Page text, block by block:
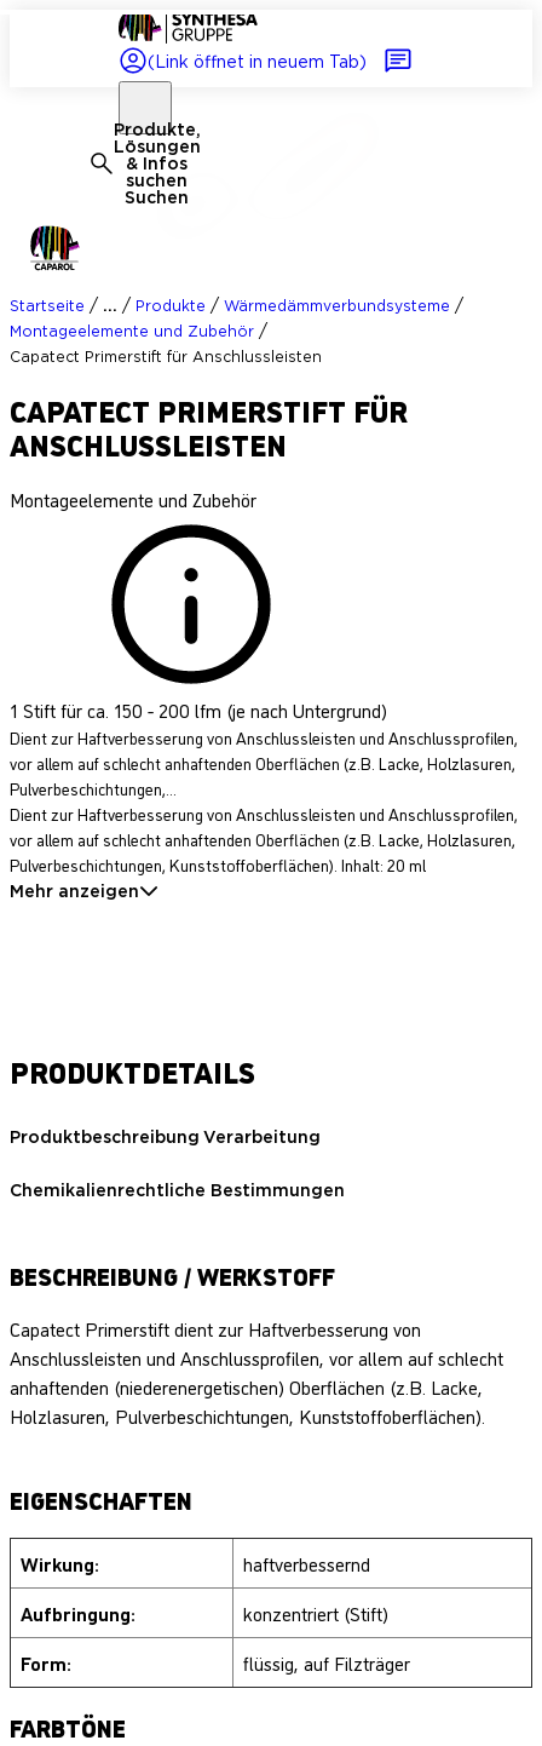
(Link öffnet in neuem Tab)
Produkte,
Lösungen
& Infos
suchen
Suchen
Startseite / ... / Produkte / Wärmedämmverbundsysteme /
Montageelemente und Zubehör /
Capatect Primerstift für Anschlussleisten
CAPATECT PRIMERSTIFT FÜR
ANSCHLUSSLEISTEN
Montageelemente und Zubehör
1 Stift für ca. 150 - 200 lfm (je nach Untergrund)
Dient zur Haftverbesserung von Anschlussleisten und Anschlussprofilen,
vor allem auf schlecht anhaftenden Oberflächen (z.B. Lacke, Holzlasuren,
Pulverbeschichtungen,...
Dient zur Haftverbesserung von Anschlussleisten und Anschlussprofilen,
vor allem auf schlecht anhaftenden Oberflächen (z.B. Lacke, Holzlasuren,
Pulverbeschichtungen, Kunststoffoberflächen). Inhalt: 20 ml
Mehr anzeigen
PRODUKTDETAILS
Produktbeschreibung Verarbeitung
Chemikalienrechtliche Bestimmungen
BESCHREIBUNG / WERKSTOFF
Capatect Primerstift dient zur Haftverbesserung von
Anschlussleisten und Anschlussprofilen, vor allem auf schlecht
anhaftenden (niederenergetischen) Oberflächen (z.B. Lacke,
Holzlasuren, Pulverbeschichtungen, Kunststoffoberflächen).
EIGENSCHAFTEN
Wirkung:
haftverbessernd
Aufbringung:
konzentriert (Stift)
Form:
flüssig, auf Filzträger
FARBTÖNE